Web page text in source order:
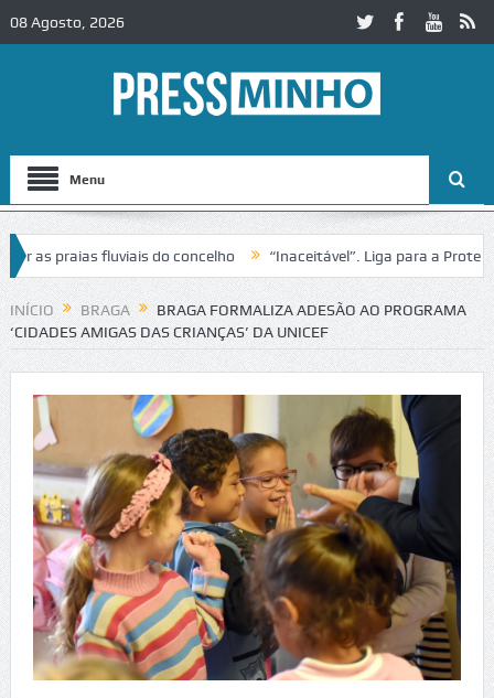
08 Agosto, 2026
Menu
praias fluviais do concelho “Inaceitável”. Liga para a Proteção
de trânsito no IC2 em Alcobaça Igreja do Castelo de Cerveira
INÍCIO BRAGA
BRAGA FORMALIZA ADESÃO AO PROGRAMA
‘CIDADES AMIGAS DAS CRIANÇAS’ DA UNICEF